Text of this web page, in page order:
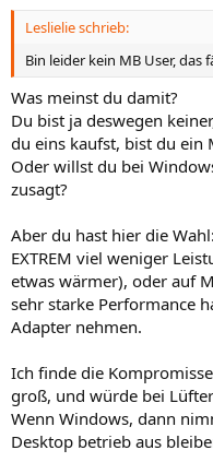
Leslielie schrieb:
Bin leider kein MB User, das
Was meinst du damit?
Du bist ja deswegen
du eins kaufst, bist du ein
Oder willst du bei
zusagt?
Aber du hast hier die
EXTREM viel weniger
etwas wärmer), oder auf
sehr starke Performance
Adapter nehmen.
Ich finde die
groß, und würde bei
Wenn Windows, dann
Desktop betrieb aus